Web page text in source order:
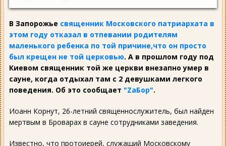
В Запорожье священник Московского патриархата в
этом году отказал в отпевании родителям
маленького ребенка по той причине,что он просто
был крещен не той церковью. А в прошлом году под
Киевом священник той же церкви внезапно умер в
сауне, когда отдыхал там с 2 девушками легкого
поведения. Об это сообщает "ZаБор".
Иоанн Корнут, 26-летний священнослужитель, был найден
мертвым в Броварах в сауне сотрудниками заведения.
Известно, что протоиерей, служащий Московскому